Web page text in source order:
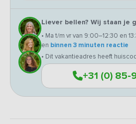
Liever bellen? Wij staan je
• Ma t/m vr van 9:00–12:30 en
en binnen 3 minuten reactie
• Dit vakantieadres heeft
+31 (0)